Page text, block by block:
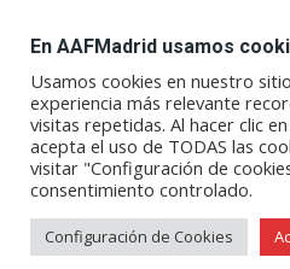
Hazte
Ventajas de ser
En AAFMadrid usamos
Usamos cookies en nuestro
experiencia más relevante
visitas repetidas. Al hacer clic
acepta el uso de TODAS las
visitar "Configuración de
consentimiento controlado.
Configuración de Cookies